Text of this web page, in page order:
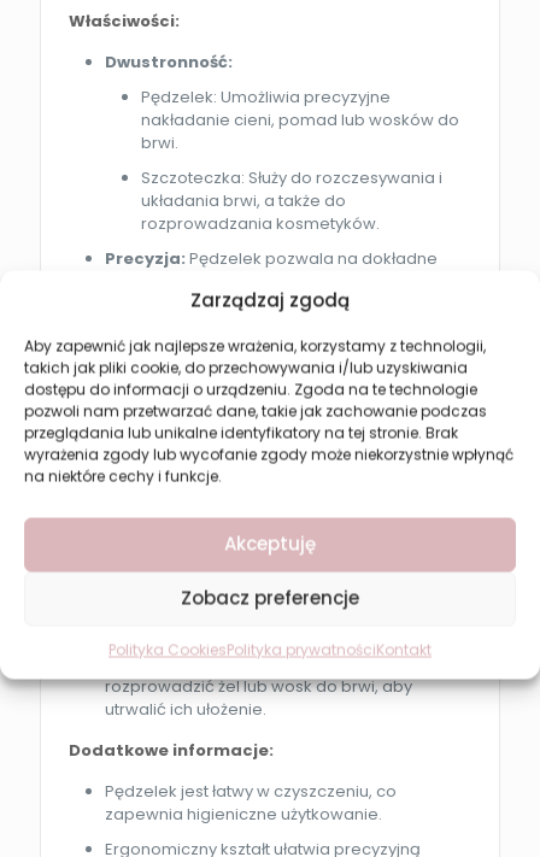
Zarządzaj zgodą
Aby zapewnić jak najlepsze wrażenia, korzystamy z technologii,
takich jak pliki cookie, do przechowywania i/lub uzyskiwania
dostępu do informacji o urządzeniu. Zgoda na te technologie
pozwoli nam przetwarzać dane, takie jak zachowanie podczas
przeglądania lub unikalne identyfikatory na tej stronie. Brak
wyrażenia zgody lub wycofanie zgody może niekorzystnie wpłynąć
na niektóre cechy i funkcje.
Akceptuję
Zobacz preferencje
Polityka CookiesPolityka prywatnościKontakt
Właściwości:
Dwustronność:
Pędzelek: Umożliwia precyzyjne
nakładanie cieni, pomad lub wosków do
brwi.
Szczoteczka: Służy do rozczesywania i
układania brwi, a także do
rozprowadzania kosmetyków.
Precyzja: Pędzelek pozwala na dokładne
Wielofunkcyjność:Idealny do stosowania z
różnymi produktami do brwi.
Wygoda:Dwustronna konstrukcja oszczędza
miejsce w kosmetyczce.
Jak używać:
wybrany kosmetyk na brwi, nadając im
odpowiedni kształt.
rozczesać brwi i usunąć nadmiar produktu,
Utrwalanie:Szczoteczką możesz również
rozprowadzić żel lub wosk do brwi, aby
utrwalić ich ułożenie.
Dodatkowe informacje:
Pędzelek jest łatwy w czyszczeniu, co
zapewnia higieniczne użytkowanie.
Ergonomiczny kształt ułatwia precyzyjną